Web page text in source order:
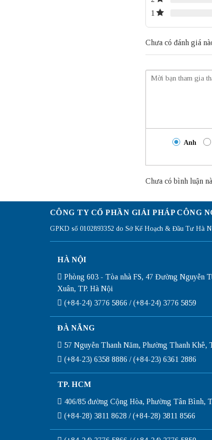
1
Chưa có đánh giá
Anh
Chưa có bình luận
CÔNG TY CỔ PHẦN GIẢI PHÁP CÔNG
GPKD số 0102893352 do Sở Kế Hoạch & Đầu Tư Hà
HÀ NỘI
Phòng 603 - Tòa nhà FS, 47 Đường Nguyễn
Xuân, TP. Hà Nội
(+84-24) 3776 5866 / (+84-24) 3776 5859
ĐÀ NẴNG
57 Nguyễn Thanh Năm, Phường Thanh Khê,
(+84-23) 6358 8886 / (+84-23) 6361 2886
TP. HCM
406/85 đường Cộng Hòa, Phường Tân Bình,
(+84-28) 3811 8628 / (+84-28) 3811 8566